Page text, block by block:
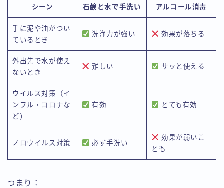
シーン 石鹸と水で手洗い アルコール消毒
手に泥や油がつい
ているとき
洗浄力が強い 効果が落ちる
外出先で水が使え
ないとき
難しい サッと使える
ウイルス対策（イ
ンフル・コロナな
ど）
有効 とても有効
ノロウイルス対策 必ず手洗い
効果が弱いこ
とも
つまり：